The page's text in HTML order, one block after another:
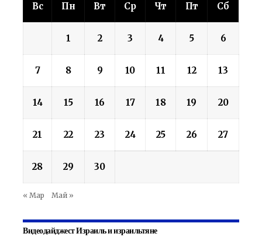
Вс Пн Вт Ср Чт Пт Сб
1 2 3 4 5 6
7 8 9 10 11 12 13
14 15 16 17 18 19 20
21 22 23 24 25 26 27
28 29 30
« Мар Май »
Видеодайджест Израиль и израильтяне